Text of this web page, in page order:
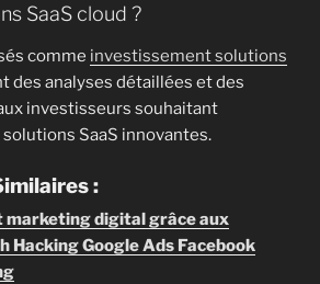
SaaS cloud ?
comme investissement solutions
des analyses détaillées et des
investisseurs souhaitant
SaaS innovantes.
:
marketing digital grâce aux
Hacking Google Ads Facebook